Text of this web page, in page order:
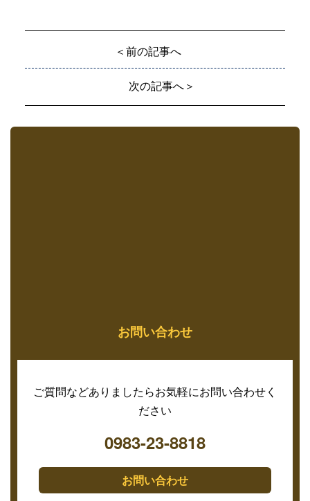
＜前の記事へ
次の記事へ＞
お問い合わせ
ご質問などありましたらお気軽にお問い合わせく
ださい
0983-23-8818
お問い合わせ